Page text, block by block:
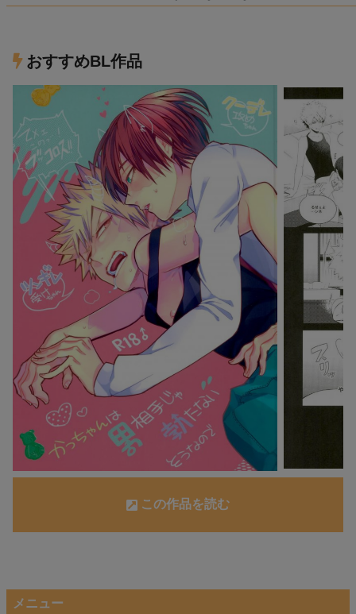
おすすめBL作品
この作品を読む
メニュー